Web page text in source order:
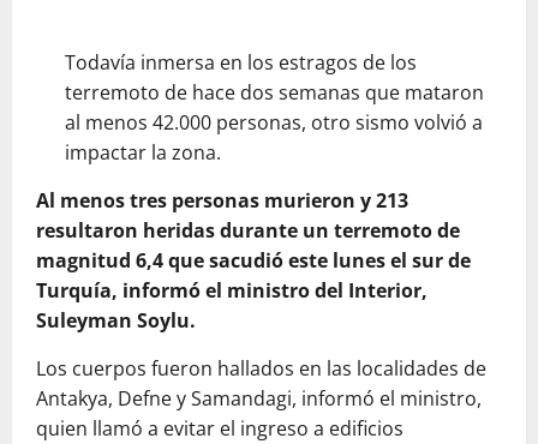
Todavía inmersa en los estragos de los
terremoto de hace dos semanas que mataron
al menos 42.000 personas, otro sismo volvió a
impactar la zona.
Al menos tres personas murieron y 213
resultaron heridas durante un terremoto de
magnitud 6,4 que sacudió este lunes el sur de
Turquía, informó el ministro del Interior,
Suleyman Soylu.
Los cuerpos fueron hallados en las localidades de
Antakya, Defne y Samandagi, informó el ministro,
quien llamó a evitar el ingreso a edificios